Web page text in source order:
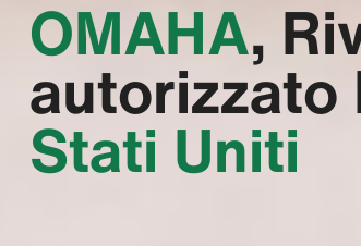
OMAHA‬,
autorizzato
Stati Uniti